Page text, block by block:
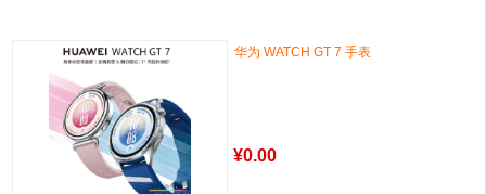
华为 WATCH GT 7 手表
¥0.00